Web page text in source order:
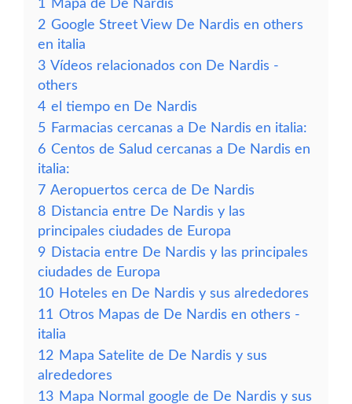
1
Mapa de De Nardis
2 Google Street View De Nardis en others
en italia
3 Vídeos relacionados con De Nardis -
others
4 el tiempo en De Nardis
5 Farmacias cercanas a De Nardis en italia:
6 Centos de Salud cercanas a De Nardis en
italia:
7 Aeropuertos cerca de De Nardis
8 Distancia entre De Nardis y las
principales ciudades de Europa
9 Distacia entre De Nardis y las principales
ciudades de Europa
10 Hoteles en De Nardis y sus alrededores
11 Otros Mapas de De Nardis en others -
italia
12 Mapa Satelite de De Nardis y sus
alrededores
13 Mapa Normal google de De Nardis y sus